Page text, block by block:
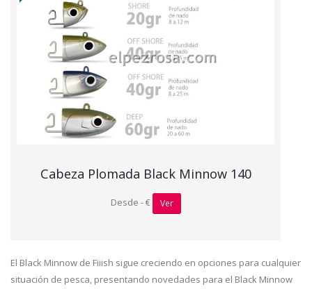
Cabeza Plomada Black Minnow 140
Desde - € Ver
El Black Minnow de Fiiish sigue creciendo en opciones para cualquier
situación de pesca, presentando novedades para el Black Minnow